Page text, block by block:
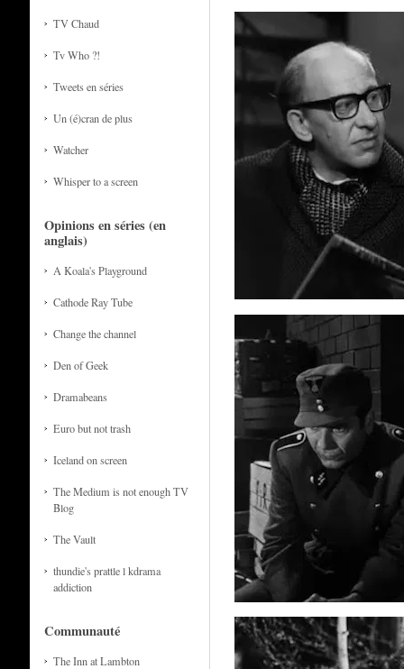
TV Chaud
Tv Who ?!
Tweets en séries
Un (é)cran de plus
Watcher
Whisper to a screen
Opinions en séries (en
anglais)
A Koala's Playground
Cathode Ray Tube
Change the channel
Den of Geek
Dramabeans
Euro but not trash
Iceland on screen
The Medium is not enough TV
Blog
The Vault
thundie's prattle l kdrama
addiction
Communauté
The Inn at Lambton